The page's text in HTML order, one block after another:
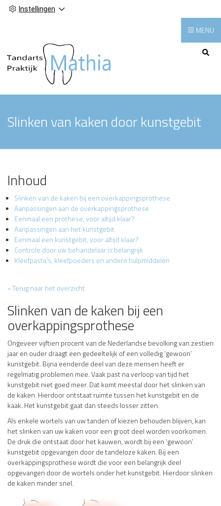
Instellingen
Hoofdmenu
MENU
Slinken van kaken door kunstgebit
Inhoud
Slinken van de kaken bij een overkappingsprothese
Aanpassingen aan de overkappingsprothese
Eenmaal een prothese, voor altijd klaar?
Aanpassingen aan het kunstgebit
Eenmaal een kunstgebit, voor altijd klaar?
Controle door uw behandelaar is belangrijk
Kleefpasta’s, kleefpoeders en andere hulpmiddelen
« Terug naar het overzicht
Slinken van de kaken bij een
overkappingsprothese
Ongeveer vijftien procent van de Nederlandse bevolking van zestien
jaar en ouder draagt een gedeeltelijk of een volledig ‘gewoon’
kunstgebit. Bijna eenderde deel van deze mensen heeft er
regelmatig problemen mee. Vaak past na verloop van tijd het
kunstgebit niet goed meer. Dat komt meestal door het slinken van
de kaken. Hierdoor ontstaat ruimte tussen het kunstgebit en de
kaak. Het kunstgebit gaat dan steeds losser zitten.
Als enkele wortels van uw tanden of kiezen behouden blijven, kan
het slinken van uw kaken voor een groot deel worden voorkomen.
De druk die ontstaat door het kauwen, wordt bij een ‘gewoon’
kunstgebit opgevangen door de tandeloze kaken. Bij een
overkappingsprothese wordt die voor een belangrijk deel
opgevangen door de wortels onder het kunstgebit. Hierdoor slinken
de kaken minder snel.